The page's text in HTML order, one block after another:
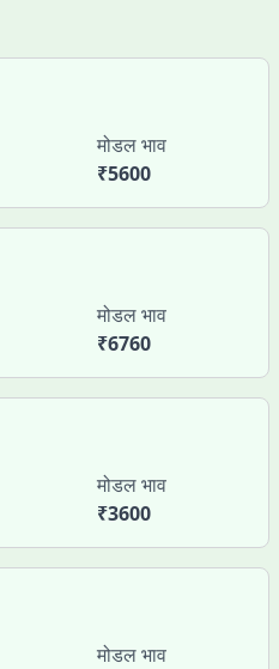
मोडल भाव
₹5600
मोडल भाव
₹6760
मोडल भाव
₹3600
मोडल भाव